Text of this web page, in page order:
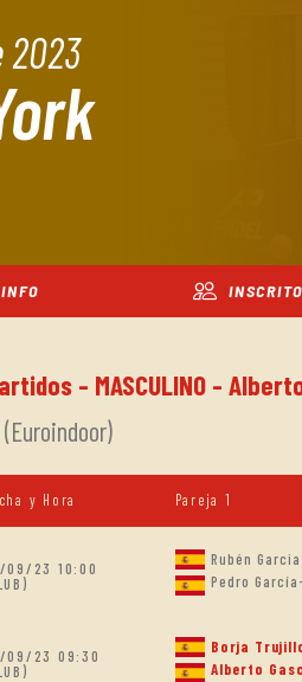
2023
INFO
- MASCULINO -
y Hora Pareja 1
09/23 10:00
Rubén
Pedro
09/23 09:30
Borja
Alberto